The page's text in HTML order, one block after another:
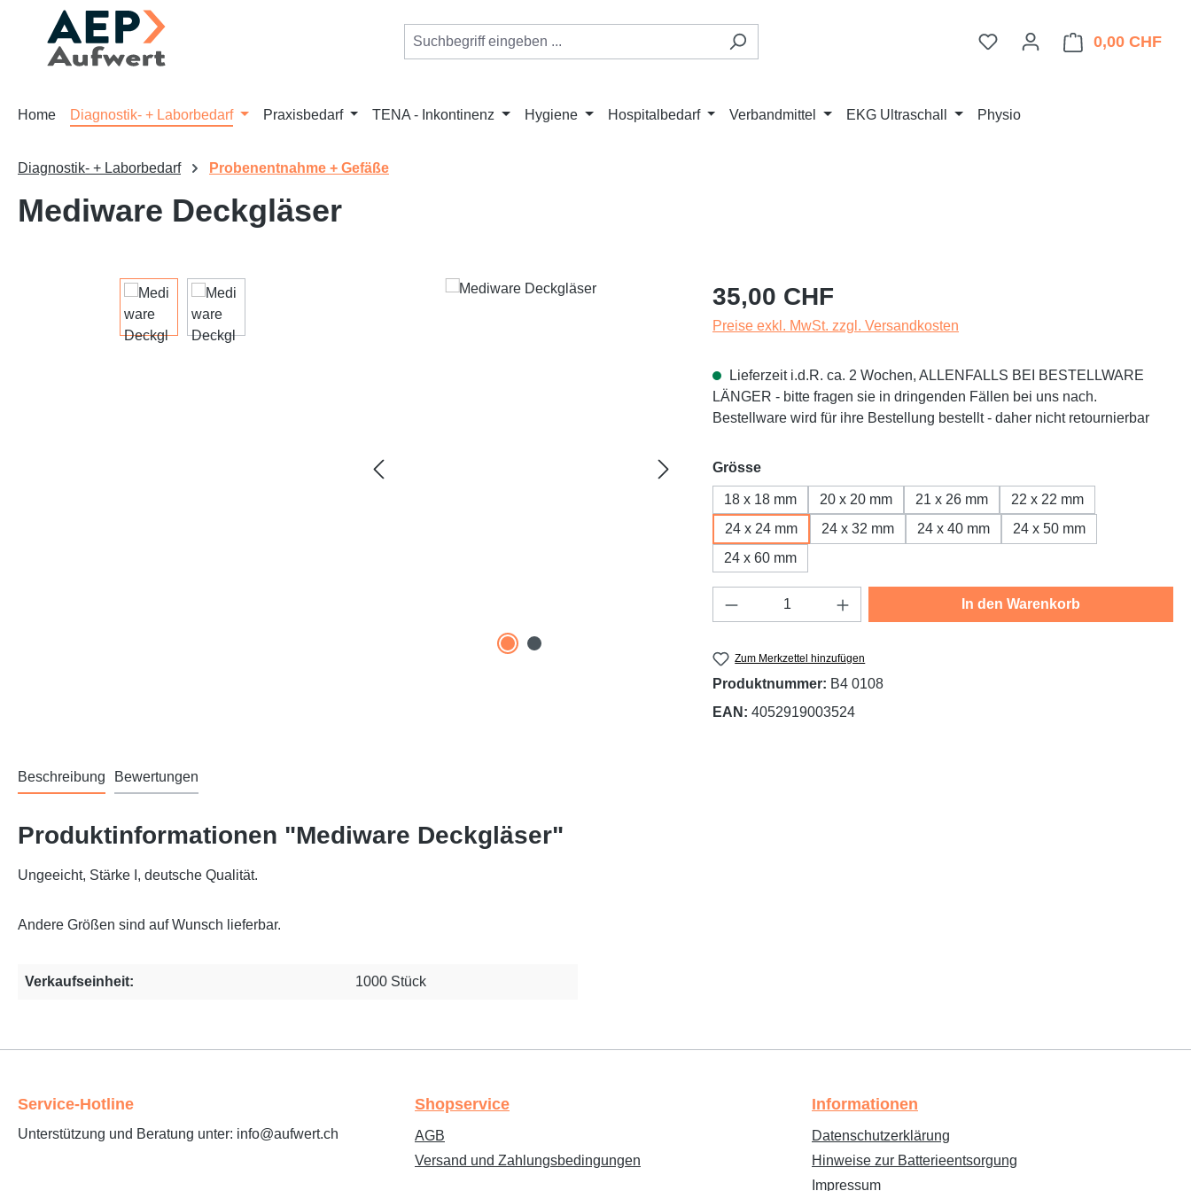
Hauptinhalt springen
Zur Suche springen
Zur Hauptnavigation springen
Du hast 0 Produkte auf dem
0,00 CHF
Home Diagnostik- + Laborbedarf Praxisbedarf TENA - Inkontinenz Hygiene Hospitalbedarf Verbandmittel EKG Ultraschall Physio
Diagnostik- + Laborbedarf Probenentnahme + Gefäße
Mediware Deckgläser
Bildergalerie überspringen Regulärer Preis:
35,00 CHF
Preise exkl. MwSt. zzgl. Versandkosten
Lieferzeit i.d.R. ca. 2 Wochen, ALLENFALLS BEI BESTELLWARE
LÄNGER - bitte fragen sie in dringenden Fällen bei uns nach.
Bestellware wird für ihre Bestellung bestellt - daher nicht retournierbar
Grösseauswählen
18 x 18 mm 20 x 20 mm 21 x 26 mm
22 x 22 mm
24 x 24 mm
24 x 32 mm 24 x 40 mm
24 x 50 mm
24 x 60 mm
Produkt Anzahl: Gib den gewünschten Wert ein
In den Warenkorb
Zum Merkzettel hinzufügen
Produktnummer: B4 0108
EAN: 4052919003524
Beschreibung Bewertungen
Produktinformationen "Mediware Deckgläser"
Ungeeicht, Stärke I, deutsche Qualität.
Andere Größen sind auf Wunsch lieferbar.
Verkaufseinheit: 1000 Stück
Service-Hotline
Unterstützung und Beratung unter: info@aufwert.ch
Shopservice
AGB
Versand und Zahlungsbedingungen
Informationen
Datenschutzerklärung
Hinweise zur Batterieentsorgung
Impressum